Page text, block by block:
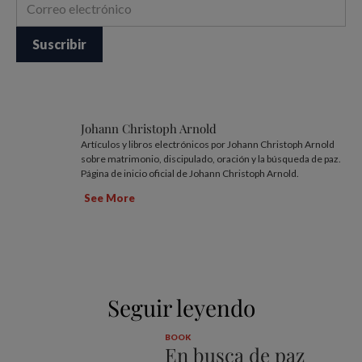
Johann Christoph Arnold
Artículos y libros electrónicos por Johann Christoph Arnold
sobre matrimonio, discipulado, oración y la búsqueda de paz.
Página de inicio oficial de Johann Christoph Arnold.
See More
Seguir leyendo
BOOK
En busca de paz